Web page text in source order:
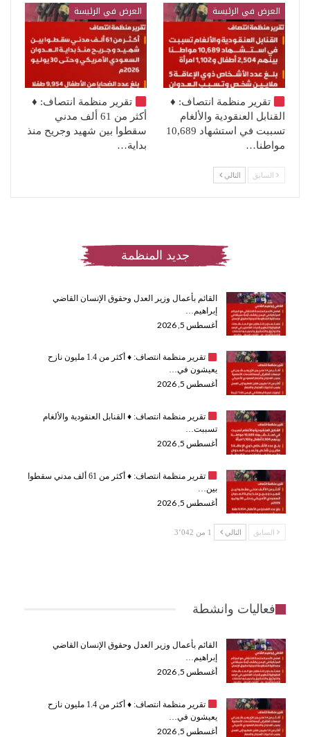
العرض في الرئيسة
تقرير منظمة انتصاف: ♦️
القنابل العنقودية والألغام
تسببت في استشهاد 10,689
مواطنا…
العرض في الرئيسة
تقرير منظمة انتصاف: ♦️
أكثر من 61 ألف مدني
سقطوا بين شهيد وجريح منذ
بداية…
السابق التالي
جديد المنظمة
القائم بأعمال وزير العدل وحقوق الإنسان القاضي
إبراهيم…
أغسطس 5, 2026
تقرير منظمة انتصاف: ♦️
أكثر من 1.4 مليون نازح
يعيشون في…
أغسطس 5, 2026
تقرير منظمة انتصاف: ♦️القنابل العنقودية والألغام
تسببت…
أغسطس 5, 2026
تقرير منظمة انتصاف: ♦️
أكثر من 61 ألف مدني سقطوا
بين…
أغسطس 5, 2026
السابق التالي 1 من 3٬042
فعاليات وانشطة
القائم بأعمال وزير العدل وحقوق الإنسان القاضي
إبراهيم…
أغسطس 5, 2026
تقرير منظمة انتصاف: ♦️
أكثر من 1.4 مليون نازح
يعيشون في…
أغسطس 5, 2026